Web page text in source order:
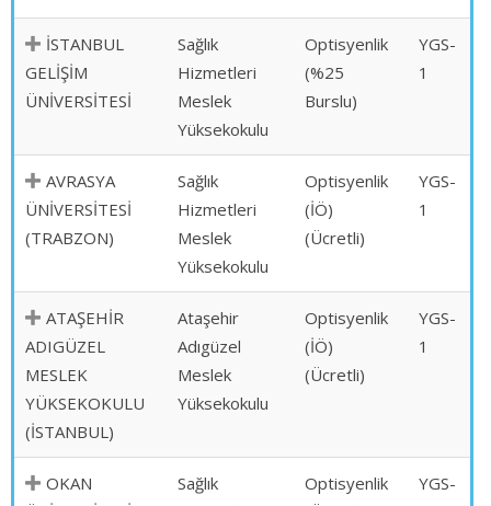
İSTANBUL
GELİŞİM
ÜNİVERSİTESİ
Sağlık
Hizmetleri
Meslek
Yüksekokulu
Optisyenlik
(%25
Burslu)
YGS-
1
AVRASYA
ÜNİVERSİTESİ
(TRABZON)
Sağlık
Hizmetleri
Meslek
Yüksekokulu
Optisyenlik
(İÖ)
(Ücretli)
YGS-
1
ATAŞEHİR
ADIGÜZEL
MESLEK
YÜKSEKOKULU
(İSTANBUL)
Ataşehir
Adıgüzel
Meslek
Yüksekokulu
Optisyenlik
(İÖ)
(Ücretli)
YGS-
1
OKAN
Sağlık
Optisyenlik
YGS-